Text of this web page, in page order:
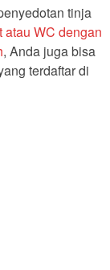
tinja
atau WC dengan
, Anda juga bisa
terdaftar di